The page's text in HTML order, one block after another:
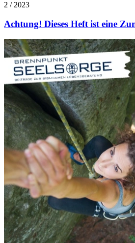
2 / 2023
Achtung! Dieses Heft ist eine